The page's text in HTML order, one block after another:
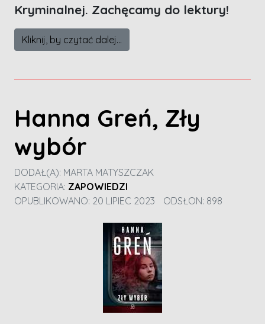
Kryminalnej. Zachęcamy do lektury!
Kliknij, by czytać dalej...
Hanna Greń, Zły
wybór
DODAŁ(A): MARTA MATYSZCZAK
KATEGORIA: ZAPOWIEDZI
OPUBLIKOWANO: 20 LIPIEC 2023
ODSŁON: 898